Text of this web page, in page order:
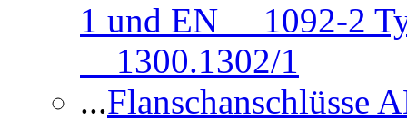
1 und EN 1092-2
1300.1302/1
...